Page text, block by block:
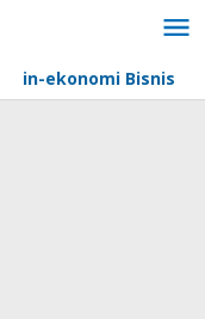
in-ekonomi Bisnis